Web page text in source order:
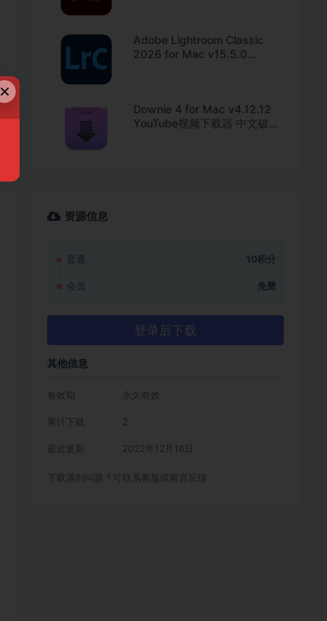
Adobe Lightroom Classic
2026 for Mac v15.5.0
Downie 4 for Mac v4.12.12
YouTube视频下载器 中文破解
资源信息
普通 10积分
会员 免费
登录后下载
其他信息
有效期 永久有效
累计下载 2
最近更新 2022年12月16日
下载遇到问题？可联系客服或留言反馈
×